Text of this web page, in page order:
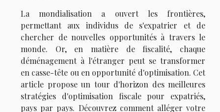
La mondialisation a ouvert les frontières,
permettant aux individus de s'expatrier et de
chercher de nouvelles opportunités à travers le
monde. Or, en matière de fiscalité, chaque
déménagement à l'étranger peut se transformer
en casse-tête ou en opportunité d'optimisation. Cet
article propose un tour d'horizon des meilleures
stratégies d'optimisation fiscale pour expatriés,
pays par pays. Découvrez comment alléger votre